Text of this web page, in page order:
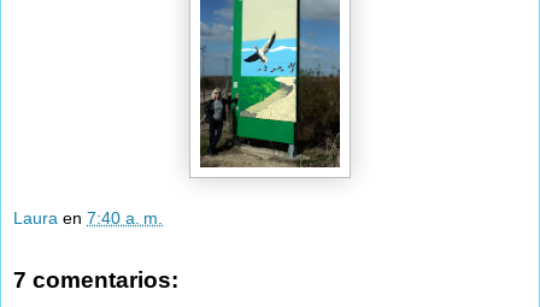
Laura en 7:40 a. m.
7 comentarios: